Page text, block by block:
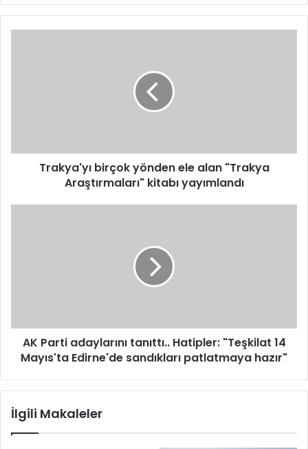
Trakya'yı birçok yönden ele alan "Trakya
Araştırmaları" kitabı yayımlandı
AK Parti adaylarını tanıttı.. Hatipler: "Teşkilat 14
Mayıs'ta Edirne'de sandıkları patlatmaya hazır"
İlgili Makaleler